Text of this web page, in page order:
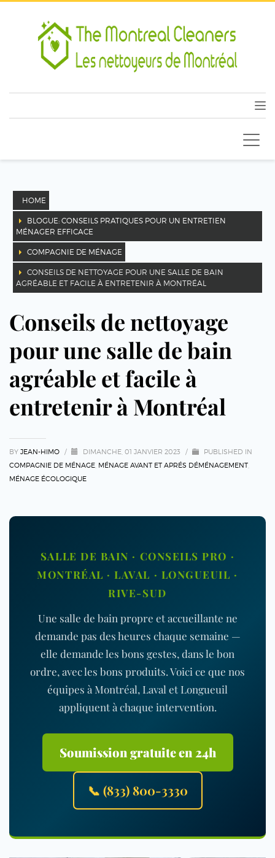
HOME
BLOGUE: CONSEILS PRATIQUES POUR UN ENTRETIEN
MÉNAGER EFFICACE
COMPAGNIE DE MÉNAGE
CONSEILS DE NETTOYAGE POUR UNE SALLE DE BAIN
AGRÉABLE ET FACILE À ENTRETENIR À MONTRÉAL
Conseils de nettoyage
pour une salle de bain
agréable et facile à
entretenir à Montréal
BY JEAN-HIMO / DIMANCHE, 01 JANVIER 2023 /
PUBLISHED IN
COMPAGNIE DE MÉNAGE MÉNAGE AVANT ET APRÉS DÉMÉNAGEMENT
MÉNAGE ÉCOLOGIQUE
SALLE DE BAIN · CONSEILS PRO ·
MONTRÉAL · LAVAL · LONGUEUIL ·
RIVE-SUD
Une salle de bain propre et accueillante ne
demande pas des heures chaque semaine —
elle demande les bons gestes, dans le bon
ordre, avec les bons produits. Voici ce que nos
équipes à Montréal, Laval et Longueuil
appliquent à chaque intervention.
Soumission gratuite en 24h
📞 (833) 800-3330